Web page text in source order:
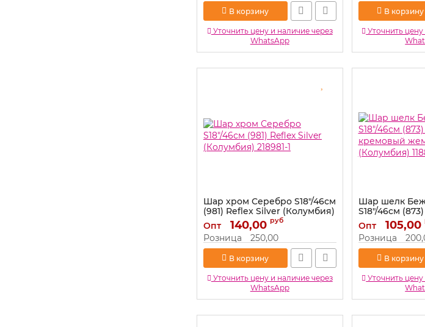
В корзину
Уточнить цену и наличие через
WhatsApp
В корзину
Уточнить
Шар хром Серебро S18"/46см
(981) Reflex Silver (Колумбия)
218981-1
Артикул: 218981-1
Опт 140,00 руб
Розница 250,00
В корзину
Уточнить цену и наличие через
WhatsApp
Шар шелк
S18"/46см
кремовый
(Колумбия)
Артикул: 118873-1
Опт 105,00
Розница
В корзину
Уточнить